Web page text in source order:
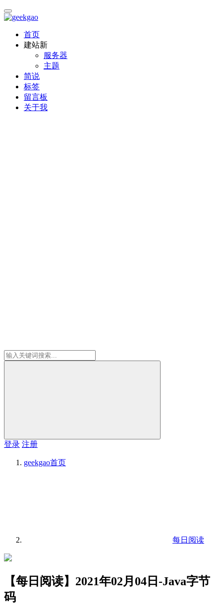
首页
建站新
服务器
主题
简说
标签
留言板
关于我
登录 注册
geekgao首页
每日阅读
【每日阅读】2021年02月04日-Java字节
码